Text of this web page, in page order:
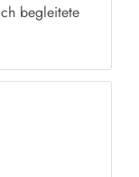
begleitete